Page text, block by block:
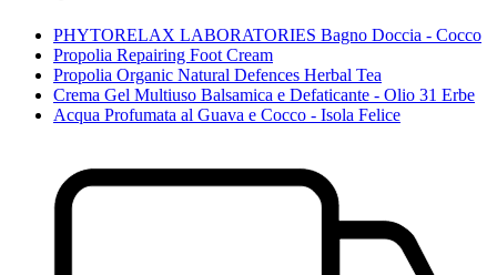
PHYTORELAX LABORATORIES Bagno Doccia - Cocco
Propolia Repairing Foot Cream
Propolia Organic Natural Defences Herbal Tea
Crema Gel Multiuso Balsamica e Defaticante - Olio 31 Erbe
Acqua Profumata al Guava e Cocco - Isola Felice